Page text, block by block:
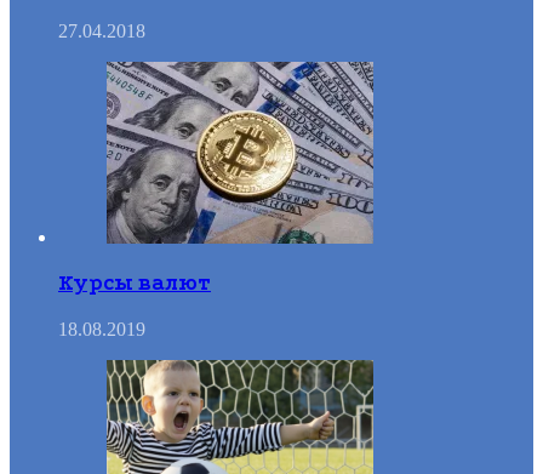
27.04.2018
Курсы валют
18.08.2019